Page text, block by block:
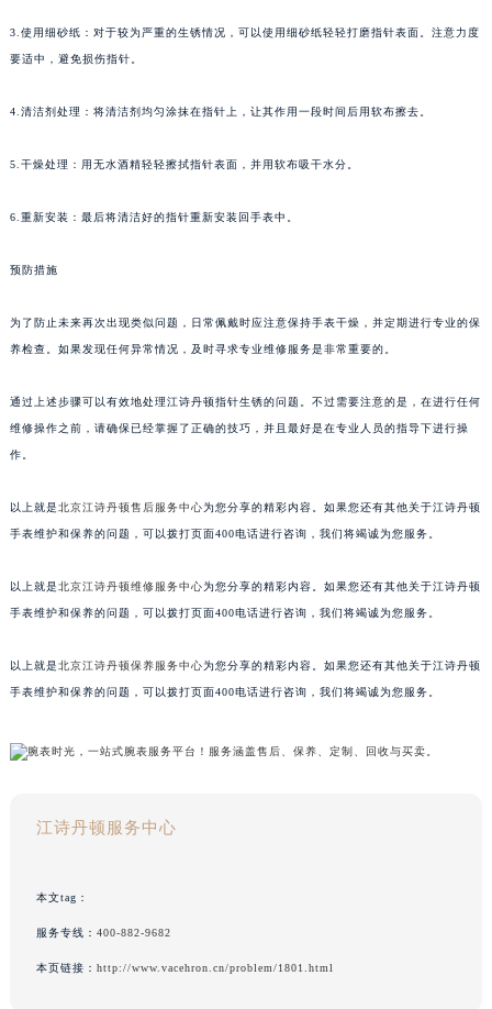
3.使用细砂纸：对于较为严重的生锈情况，可以使用细砂纸轻轻打磨指针表面。注意力度
要适中，避免损伤指针。
4.清洁剂处理：将清洁剂均匀涂抹在指针上，让其作用一段时间后用软布擦去。
5.干燥处理：用无水酒精轻轻擦拭指针表面，并用软布吸干水分。
6.重新安装：最后将清洁好的指针重新安装回手表中。
预防措施
为了防止未来再次出现类似问题，日常佩戴时应注意保持手表干燥，并定期进行专业的保
养检查。如果发现任何异常情况，及时寻求专业维修服务是非常重要的。
通过上述步骤可以有效地处理江诗丹顿指针生锈的问题。不过需要注意的是，在进行任何
维修操作之前，请确保已经掌握了正确的技巧，并且最好是在专业人员的指导下进行操
作。
以上就是北京江诗丹顿售后服务中心为您分享的精彩内容。如果您还有其他关于江诗丹顿
手表维护和保养的问题，可以拨打页面400电话进行咨询，我们将竭诚为您服务。
以上就是北京江诗丹顿维修服务中心为您分享的精彩内容。如果您还有其他关于江诗丹顿
手表维护和保养的问题，可以拨打页面400电话进行咨询，我们将竭诚为您服务。
以上就是北京江诗丹顿保养服务中心为您分享的精彩内容。如果您还有其他关于江诗丹顿
手表维护和保养的问题，可以拨打页面400电话进行咨询，我们将竭诚为您服务。
江诗丹顿服务中心
本文tag：
服务专线： 400-882-9682
本页链接： http://www.vacehron.cn/problem/1801.html